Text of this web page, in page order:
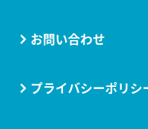
お問い合わせ
プライバシーポリシ